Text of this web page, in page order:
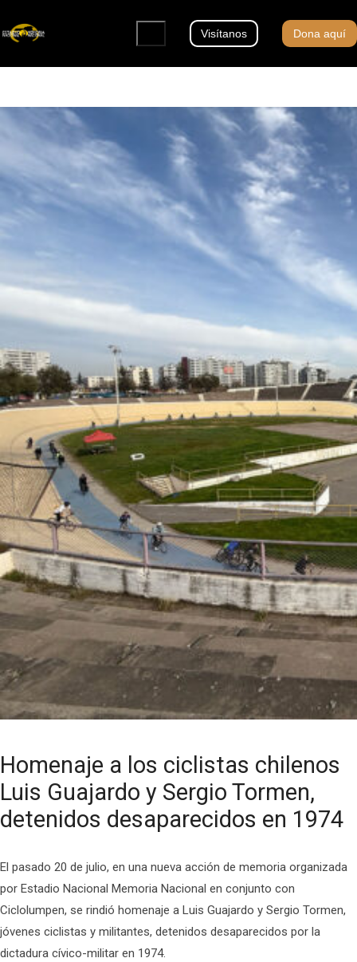
Visítanos Dona aquí
Homenaje a los ciclistas chilenos
Luis Guajardo y Sergio Tormen,
detenidos desaparecidos en 1974
El pasado 20 de julio, en una nueva acción de memoria organizada
por Estadio Nacional Memoria Nacional en conjunto con
Ciclolumpen, se rindió homenaje a Luis Guajardo y Sergio Tormen,
jóvenes ciclistas y militantes, detenidos desaparecidos por la
dictadura cívico-militar en 1974.